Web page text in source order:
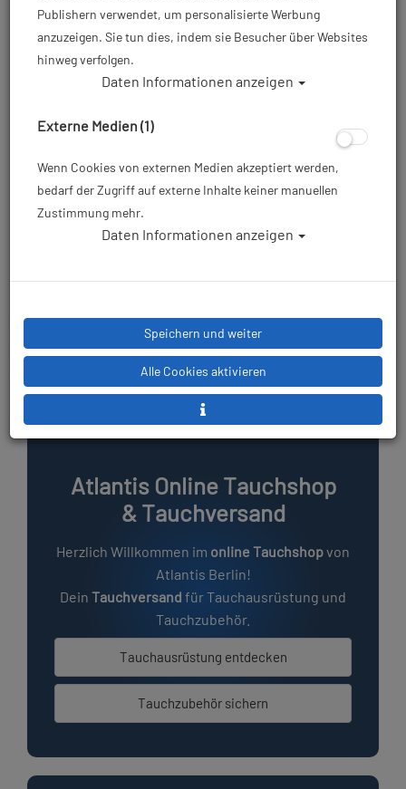
Atlantis Online Tauchshop
& Tauchversand
Herzlich Willkommen im online Tauchshopvon
Atlantis Berlin!
Dein Tauchversand fürTauchausrüstung und
Tauchzubehör.
Tauchausrüstung entdecken
Tauchzubehör sichern
Publishern verwendet, um personalisierte Werbung
anzuzeigen. Sie tun dies, indem sie Besucher über Websites
hinweg verfolgen.
Daten Informationen anzeigen
Externe Medien (1)
Wenn Cookies von externen Medien akzeptiert werden,
bedarf der Zugriff auf externe Inhalte keiner manuellen
Zustimmung mehr.
Daten Informationen anzeigen
Speichern und weiter
Alle Cookies aktivieren